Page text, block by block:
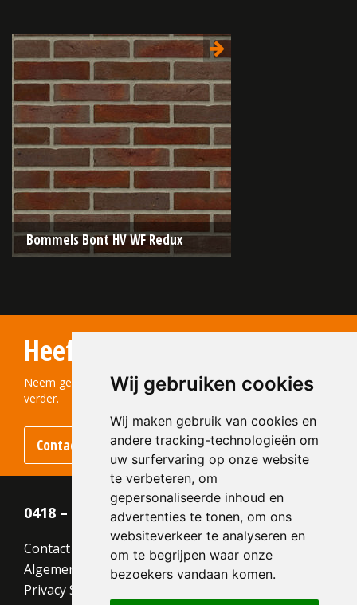
Wij gebruiken cookies
Wij maken gebruik van cookies en
andere tracking-technologieën om
uw surfervaring op onze website
te verbeteren, om
gepersonaliseerde inhoud en
advertenties te tonen, om ons
websiteverkeer te analyseren en
om te begrijpen waar onze
bezoekers vandaan komen.
Bommels Bont HV WF Redux
Type:
Handvorm (HV)
Formaat:
Waalformaat (WF)
210x100x50
Structuur:
Kleur:
Rood
Heeft u vragen?
Neem gerust contact met ons op! We helpen u graag
verder.
Contact opnemen
0418 – 55 22 21
Contact
Algemene voorwaarden
Privacy Statement